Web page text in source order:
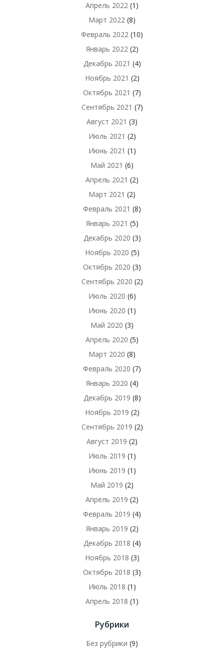
Апрель 2022 (1)
Март 2022 (8)
Февраль 2022 (10)
Январь 2022(2)
Декабрь 2021 (4)
Ноябрь 2021 (2)
Октябрь 2021 (7)
Сентябрь 2021 (7)
Август 2021 (3)
Июль 2021 (2)
Июнь 2021 (1)
Май 2021 (6)
Апрель 2021 (2)
Март 2021 (2)
Февраль 2021 (8)
Январь 2021 (5)
Декабрь 2020 (3)
Ноябрь 2020 (5)
Октябрь 2020 (3)
Сентябрь 2020 (2)
Июль 2020 (6)
Июнь 2020 (1)
Май 2020 (3)
Апрель 2020 (5)
Март 2020 (8)
Февраль 2020 (7)
Январь 2020 (4)
Декабрь 2019 (8)
Ноябрь 2019 (2)
Сентябрь 2019 (2)
Август 2019 (2)
Июль 2019 (1)
Июнь 2019 (1)
Май 2019 (2)
Апрель 2019 (2)
Февраль 2019 (4)
Январь 2019 (2)
Декабрь 2018 (4)
Ноябрь 2018 (3)
Октябрь 2018 (3)
Июль 2018 (1)
Апрель 2018 (1)
Рубрики
Без рубрики (9)